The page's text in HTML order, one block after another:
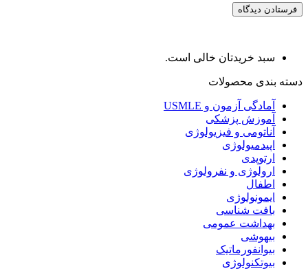
سبد خریدتان خالی است.
دسته بندی محصولات
آمادگی آزمون و USMLE
آموزش پزشکی
آناتومی و فیزیولوژی
اپیدمیولوژی
ارتوپدی
ارولوژی و نفرولوژی
اطفال
ایمونولوژی
بافت شناسی
بهداشت عمومی
بیهوشی
بیوانفورماتیک
بیوتکنولوژی